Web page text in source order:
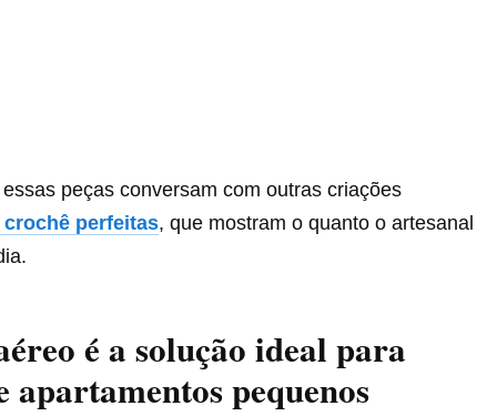
peças conversam com outras criações
crochê perfeitas, que mostram o quanto o artesanal
é a solução ideal para
apartamentos pequenos